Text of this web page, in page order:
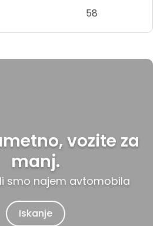
58
vozite za
manj.
smo najem avtomobila
Iskanje